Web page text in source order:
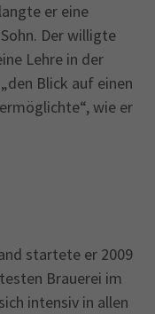
er eine
Der willigte
Lehre in der
Blick auf einen
wie er
startete er 2009
Brauerei im
intensiv in allen